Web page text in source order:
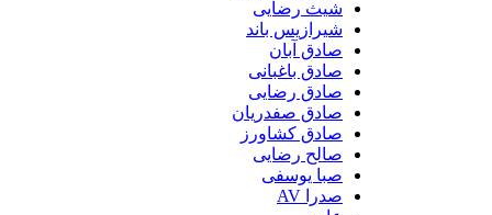
شیث رضایی
شیرازیس باند
صادق آبان
صادق باغبانی
صادق رضایی
صادق صفدریان
صادق کشاورز
صالح رضایی
صبا یوسفی
صدرا AV